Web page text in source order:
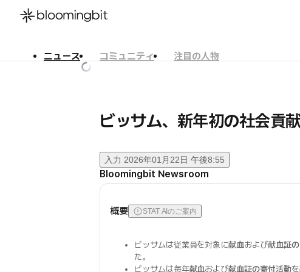
ニュース コミュニティ
注目の人物
ビッサム、新年初の社会貢
入力 2026年01月22日 午後8:55
Bloomingbit Newsroom
概要 STAT AIのご案内
ビッサムは従業員を対象に献血および献血証
た。
ビッサムは毎年献血および献血証の寄付活動を